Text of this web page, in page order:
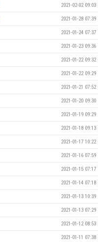
2021-02-02 09:03
2021-01-28 07:39
2021-01-24 07:37
2021-01-23 09:36
2021-01-22 09:32
2021-01-22 09:29
2021-01-21 07:52
2021-01-20 09:30
2021-01-19 09:29
2021-01-18 09:13
2021-01-17 10:22
2021-01-16 07:59
2021-01-15 07:17
2021-01-14 07:18
2021-01-13 10:39
2021-01-13 07:29
2021-01-12 08:53
2021-01-11 07:38